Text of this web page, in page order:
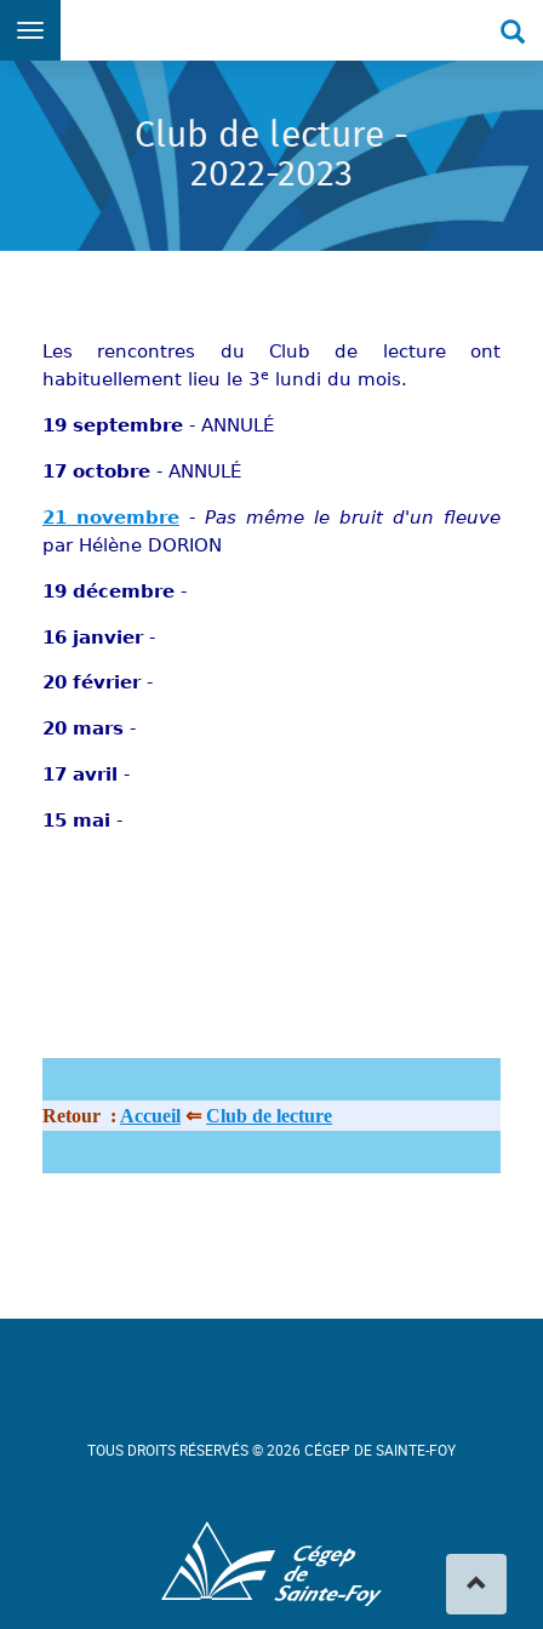
Aller directement au menu principal
Aller directement au contenu principal
Aller directement au formulaire de recherche
Aller directement au pied de page
Club de lecture -
2022-2023
Les rencontres du Club de lecture ont
habituellement lieu le 3e lundi du mois.
19 septembre - ANNULÉ
17 octobre - ANNULÉ
21 novembre - Pas même le bruit d'un fleuve
par Hélène DORION
19 décembre -
16 janvier-
20 février-
20 mars -
17 avril -
15 mai -
Retour : Accueil ⇐Club de lecture
TOUS DROITS RÉSERVÉS © 2026 CÉGEP DE SAINTE-FOY
Haut